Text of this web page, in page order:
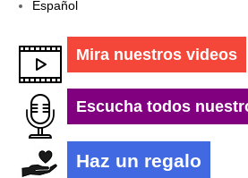
Español
Mira nuestros videos
Escucha todos
Haz un regalo